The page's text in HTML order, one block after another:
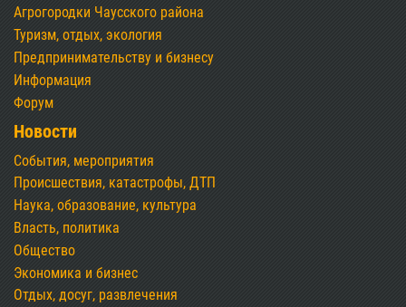
Агрогородки Чаусского района
Туризм, отдых, экология
Предпринимательству и бизнесу
Информация
Форум
Новости
События, мероприятия
Происшествия, катастрофы, ДТП
Наука, образование, культура
Власть, политика
Общество
Экономика и бизнес
Отдых, досуг, развлечения